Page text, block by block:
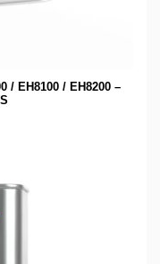
/ EH8100 / EH8200 –